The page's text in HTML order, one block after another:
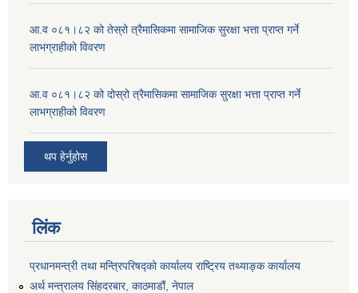
आ.व ०८१।८२ को तेस्रो त्रैमासिकमा सामाजिक सुरक्षा भत्ता प्राप्त गर्ने
लाभग्राहीको विवरण
आ.व ०८१।८२ को दोस्रो त्रैमासिकमा सामाजिक सुरक्षा भत्ता प्राप्त गर्ने
लाभग्राहीको विवरण
थप हेर्नुहोस
लिंक
प्रधानमन्त्री तथा मन्त्रिपरिषद्को कार्यालय राष्ट्रिय तथ्याङ्क कार्यालय
अर्थ मन्त्रालय सिंहदरबार, काठमाडौं, नेपाल